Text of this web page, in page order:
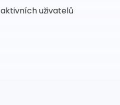
aktivních uživatelů